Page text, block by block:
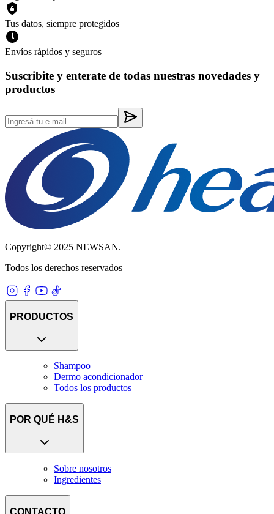
Tus datos, siempre protegidos
Envíos rápidos y seguros
Suscribite y enterate de todas nuestras novedades y
productos
Copyright© 2025 NEWSAN.
Todos los derechos reservados
PRODUCTOS
Shampoo
Dermo acondicionador
Todos los productos
POR QUÉ H&S
Sobre nosotros
Ingredientes
CONTACTO